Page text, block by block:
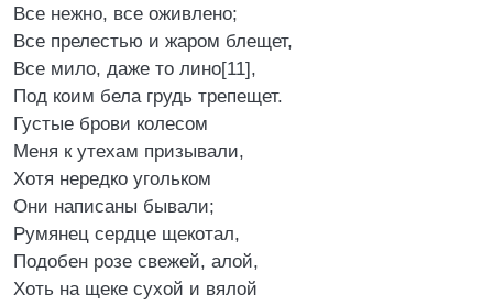
Все нежно, все оживлено;
Все прелестью и жаром блещет,
Все мило, даже то лино[11],
Под коим бела грудь трепещет.
Густые брови колесом
Меня к утехам призывали,
Хотя нередко угольком
Они написаны бывали;
Румянец сердце щекотал,
Подобен розе свежей, алой,
Хоть на щеке сухой и вялой